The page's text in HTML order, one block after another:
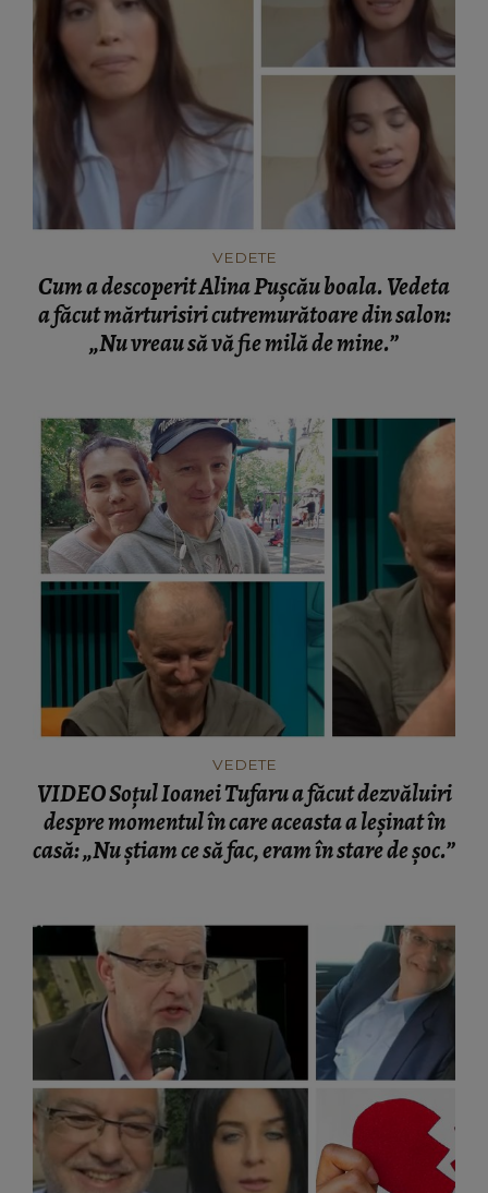
VEDETE
Cum a descoperit Alina Pușcău boala. Vedeta
a făcut mărturisiri cutremurătoare din salon:
„Nu vreau să vă fie milă de mine.”
VEDETE
VIDEO Soțul Ioanei Tufaru a făcut dezvăluiri
despre momentul în care aceasta a leșinat în
casă: „Nu știam ce să fac, eram în stare de șoc.”